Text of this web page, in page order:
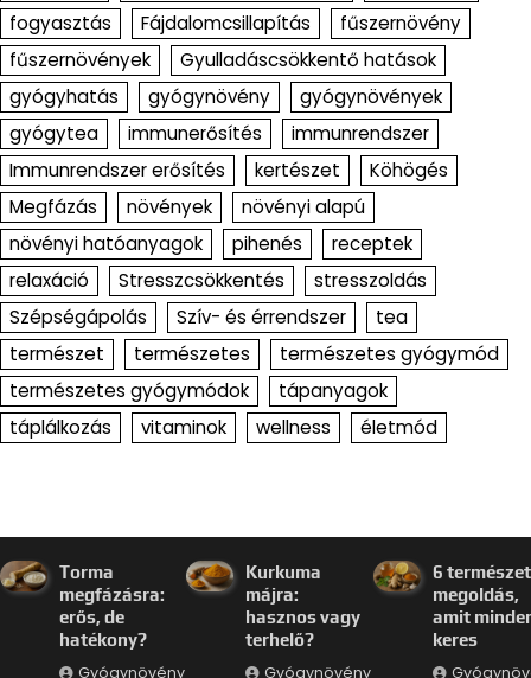
fogyasztás
Fájdalomcsillapítás
fűszernövény
fűszernövények
Gyulladáscsökkentő hatások
gyógyhatás
gyógynövény
gyógynövények
gyógytea
immunerősítés
immunrendszer
Immunrendszer erősítés
kertészet
Köhögés
Megfázás
növények
növényi alapú
növényi hatóanyagok
pihenés
receptek
relaxáció
Stresszcsökkentés
stresszoldás
Szépségápolás
Szív- és érrendszer
tea
természet
természetes
természetes gyógymód
természetes gyógymódok
tápanyagok
táplálkozás
vitaminok wellness életmód
Torma
megfázásra:
erős, de
hatékony?
Gyógynövény
Kurkuma
májra:
hasznos vagy
terhelő?
Gyógynövény
6
megoldás,
amit
keres